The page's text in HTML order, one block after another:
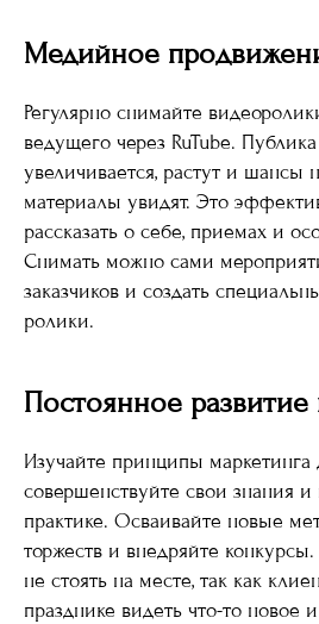
Медийное
Регулярно снимайте
ведущего через RuTube.
увеличивается, растут и шансы
материалы увидят. Это
рассказать о себе, приемах и
Снимать можно сами
заказчиков и создать
ролики.
Постоянное
Изучайте принципы маркетинга
совершенствуйте свои знания
практике. Осваивайте новые
торжеств и внедряйте
не стоять на месте, так как
празднике видеть что-то новое